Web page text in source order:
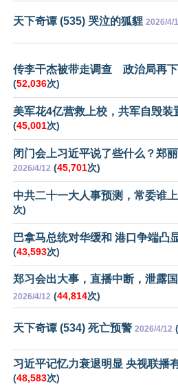
天下奇谭 (535) 哭泣的狐貍 2026/4/
传李干杰被带走调查 政治局再
(52,036次)
美军花4亿营救上校，共军自毁装
(45,001次)
闭门会上习近平说了些什么？郑
2026/4/12 (45,701次)
中共二十一大人事预测，常委谁
次)
巴拿马总统对华缓和 港口争端凸
(43,593次)
郑习会出大事，直播中断，泄露
2026/4/12 (44,814次)
天下奇谭 (534) 死亡预警 2026/4/12 (
习近平记忆力衰退明显 央视联播
(48,583次)